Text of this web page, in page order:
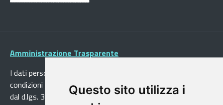
Questo sito utilizza i
Amministrazione Trasparente
I dati personali pubblicati sono riutilizzabili solo alle
condizioni previste dalla direttiva comunitaria 2003/98/CE e
dal d.lgs. 36/2006